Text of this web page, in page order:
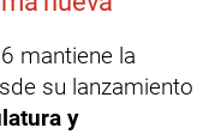
mantiene la
su lanzamiento
y